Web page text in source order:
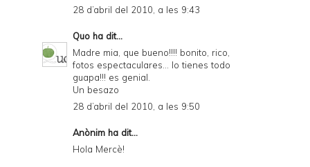
28 d’abril del 2010, a les 9:43
Quo ha dit...
Madre mia, que bueno!!!! bonito, rico,
fotos espectaculares... lo tienes todo
guapa!!! es genial.
Un besazo
28 d’abril del 2010, a les 9:50
Anònim ha dit...
Hola Mercè!